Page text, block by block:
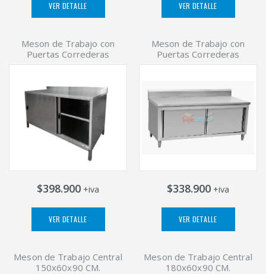
VER DETALLE VER DETALLE
Meson de Trabajo con
Puertas Correderas
$398.900 +iva
VER DETALLE
Meson de Trabajo con
Puertas Correderas
$338.900 +iva
VER DETALLE
Meson de Trabajo Central
150x60x90 CM.
Meson de Trabajo Central
180x60x90 CM.